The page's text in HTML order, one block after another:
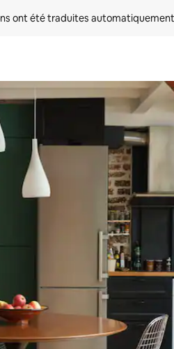
ont été traduites
vers le bas pour les parcourir ou en